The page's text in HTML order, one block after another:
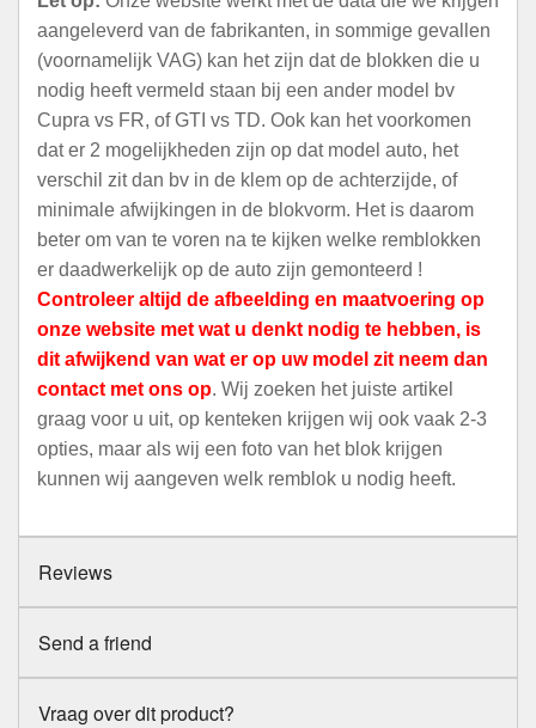
aangeleverd van de fabrikanten, in sommige gevallen
(voornamelijk VAG) kan het zijn dat de blokken die u
nodig heeft vermeld staan bij een ander model bv
Cupra vs FR, of GTI vs TD. Ook kan het voorkomen
dat er 2 mogelijkheden zijn op dat model auto, het
verschil zit dan bv in de klem op de achterzijde, of
minimale afwijkingen in de blokvorm. Het is daarom
beter om van te voren na te kijken welke remblokken
er daadwerkelijk op de auto zijn gemonteerd !
Controleer altijd de afbeelding en maatvoering op
onze website met wat u denkt nodig te hebben, is
dit afwijkend van wat er op uw model zit neem dan
contact met ons op. Wij zoeken het juiste artikel
graag voor u uit, op kenteken krijgen wij ook vaak 2-3
opties, maar als wij een foto van het blok krijgen
kunnen wij aangeven welk remblok u nodig heeft.
Reviews
Send a friend
Vraag over dit product?